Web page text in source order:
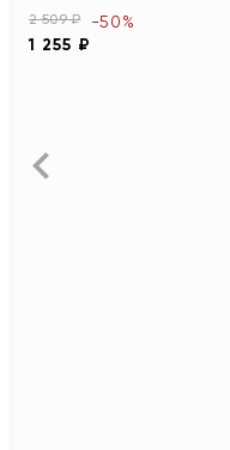
2 509 ₽
1 255 ₽
-50%